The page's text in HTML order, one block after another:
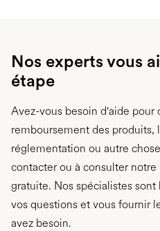
Nos experts vous
étape
Avez-vous besoin d'aide pour
remboursement des produits,
réglementation ou autre
contacter ou à consulter notre
gratuite. Nos spécialistes
vos questions et vous fournir
avez besoin.